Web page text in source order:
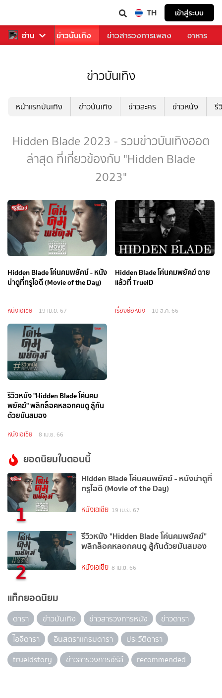
TH เข้าสู่ระบบ
อ่าน
ฬา ข่าว ข่าวบันเทิง ข่าวสารวงการเพลง อาหาร
ข่าวบันเทิง
หน้าแรกบันเทิง ข่าวบันเทิง ข่าวละคร ข่าวหนัง รี
Hidden Blade 2023 - รวมข่าวบันเทิงฮอต
ล่าสุด ที่เกี่ยวข้องกับ "Hidden Blade
2023"
Hidden Blade โค่นคมพยัคฆ์ - หนัง
น่าดูที่ทรูไอดี (Movie of the Day)
หนังเอเชีย 19 เม.ย. 67
Hidden Blade โค่นคมพยัคฆ์ ฉาย
แล้วที่ TrueID
เรื่องย่อหนัง 10 ส.ค. 66
รีวิวหนัง "Hidden Blade โค่นคม
พยัคฆ์" พลิกล็อคหลอกคนดู สู้กัน
ด้วยมันสมอง
หนังเอเชีย 8 เม.ย. 66
ยอดนิยมในตอนนี้
1
Hidden Blade โค่นคมพยัคฆ์ - หนังน่าดูที่
ทรูไอดี (Movie of the Day)
หนังเอเชีย 19 เม.ย. 67
2
รีวิวหนัง "Hidden Blade โค่นคมพยัคฆ์"
พลิกล็อคหลอกคนดู สู้กันด้วยมันสมอง
หนังเอเชีย 8 เม.ย. 66
แท็กยอดนิยม
ดารา ข่าวบันเทิง ข่าวสารวงการหนัง
ข่าวดารา
ไอจีดารา
อินสตราแกรมดารา
ประวัติดารา
trueidstory
ข่าวสารวงการซีรีส์ recommended